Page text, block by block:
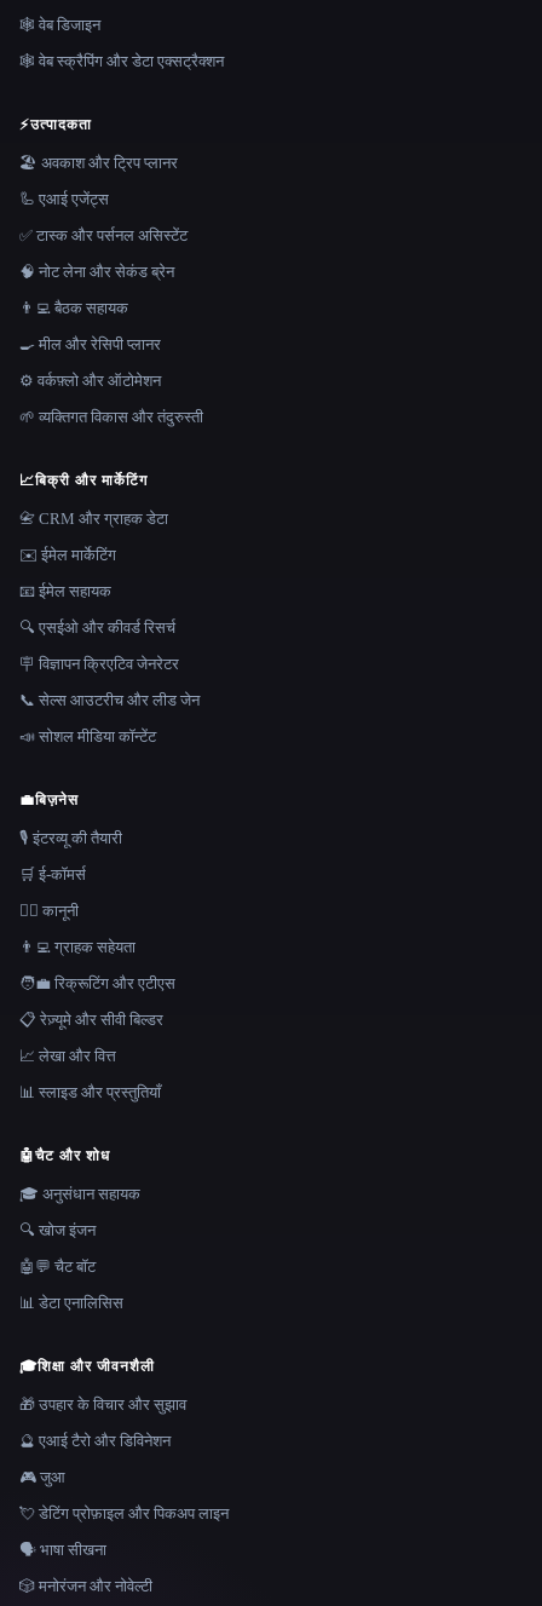
🕸 वेब डिजाइन
🕸️ वेब स्क्रैपिंग और डेटा एक्सट्रैक्शन
⚡उत्पादकता
🏖 अवकाश और ट्रिप प्लानर
🦾 एआई एजेंट्स
✅ टास्क और पर्सनल असिस्टेंट
🧠 नोट लेना और सेकंड ब्रेन
👨‍💻 बैठक सहायक
🍳 मील और रेसिपी प्लानर
⚙️ वर्कफ़्लो और ऑटोमेशन
🌱 व्यक्तिगत विकास और तंदुरुस्ती
📈बिक्री और मार्केटिंग
📇 CRM और ग्राहक डेटा
✉️ ईमेल मार्केटिंग
📧 ईमेल सहायक
🔍 एसईओ और कीवर्ड रिसर्च
🪧 विज्ञापन क्रिएटिव जेनरेटर
📞 सेल्स आउटरीच और लीड जेन
📣 सोशल मीडिया कॉन्टेंट
💼बिज़नेस
🎙️ इंटरव्यू की तैयारी
🛒 ई-कॉमर्स
👩‍⚖️ कानूनी
👨‍💻 ग्राहक सहेयता
🧑‍💼 रिक्रूटिंग और एटीएस
📋 रेज़्यूमे और सीवी बिल्डर
📈 लेखा और वित्त
📊 स्लाइड और प्रस्तुतियाँ
🤖चैट और शोध
🎓 अनुसंधान सहायक
🔍 खोज इंजन
🤖💬 चैट बॉट
📊 डेटा एनालिसिस
🎓शिक्षा और जीवनशैली
🎁 उपहार के विचार और सुझाव
🔮 एआई टैरो और डिविनेशन
🎮 जुआ
💘 डेटिंग प्रोफ़ाइल और पिकअप लाइन
🗣️ भाषा सीखना
🎲 मनोरंजन और नोवेल्टी